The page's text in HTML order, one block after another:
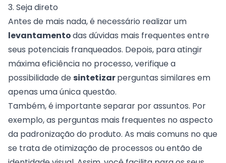
3. Seja direto
Antes de mais nada, é necessário realizar um
levantamentodas dúvidas mais frequentes entre
seus potenciais franqueados. Depois, para atingir
máxima eficiência no processo, verifique a
possibilidade de sintetizarperguntas similares em
apenas uma única questão.
Também, é importante separar por assuntos. Por
exemplo, as perguntas mais frequentes no aspecto
da padronização do produto. As mais comuns no que
se trata de otimização de processos ou então de